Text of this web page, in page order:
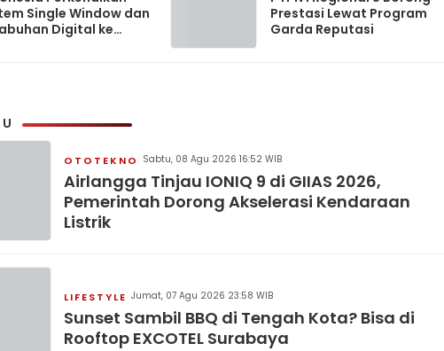
Single Window dan
Digital ke
Prestasi Lewat Program
Garda Reputasi
OTOTEKNO Sabtu, 08 Agu 2026 16:52 WIB
Airlangga Tinjau IONIQ 9 di GIIAS 2026,
Pemerintah Dorong Akselerasi Kendaraan
Listrik
LIFESTYLE Jumat, 07 Agu 2026 23:58 WIB
Sunset Sambil BBQ di Tengah Kota? Bisa di
Rooftop EXCOTEL Surabaya